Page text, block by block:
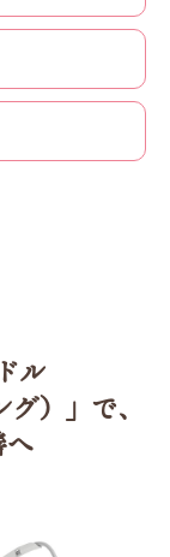
ル
）」で、